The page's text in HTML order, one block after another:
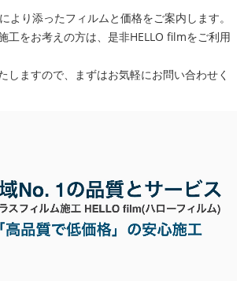
より添ったフィルムと価格をご案内します。
工をお考えの方は、是非HELLO filmをご利用
しますので、まずはお気軽にお問い合わせく